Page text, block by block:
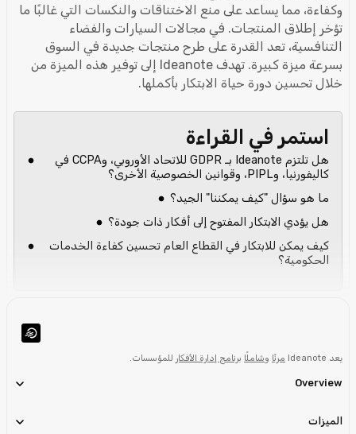
وكفاءة، مما يساعد على منع الاختناقات والنكسات التي غالبًا ما
تؤخر إطلاق المنتجات. في مجالات السيارات والفضاء
التنافسية، تعد القدرة على طرح منتجات جديدة في السوق
بسرعة ميزة كبيرة. تهدف Ideanote إلى توفير هذه الميزة من
خلال تحسين دورة حياة الابتكار بأكملها.
استمر في القراءة
هل تلتزم Ideanote بـ GDPR للاتحاد الأوروبي، وCCPA في
كاليفورنيا، وPIPL، وقوانين الخصوصية الأخرى؟
ما هو سؤال "كيف يمكننا" الجيد؟
هل يؤدي الابتكار المفتوح إلى أفكار ذات جودة؟
كيف يمكن للابتكار في القطاع العام تحسين كفاءة الخدمات
الحكومية؟
يعد Ideanote مرنًا وشاملًا برنامج إدارة الأفكار للمؤسسات.
Overview
الميزات